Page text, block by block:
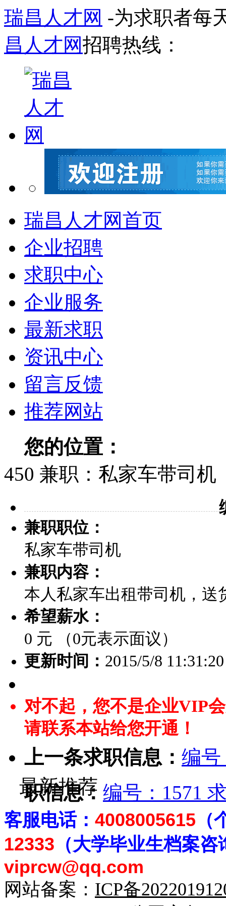
瑞昌人才网 -为求职者每
昌人才网招聘热线：
瑞昌人才网首页
企业招聘
求职中心
企业服务
最新求职
资讯中心
留言反馈
推荐网站
您的位置：
450 兼职：私家车带司机
兼职职位：
私家车带司机
兼职内容：
本人私家车出租带司机，送
希望薪水：
0 元 （0元表示面议）
更新时间： 2015/5/8 11:31:20
对不起，您不是企业VIP
请联系本站给您开通！
上一条求职信息： 编号
职信息： 编号：1571
最新推荐
客服电话： 4008005615
12333 （大学毕业生档案咨
viprcw@qq.com
网站备案： ICP备